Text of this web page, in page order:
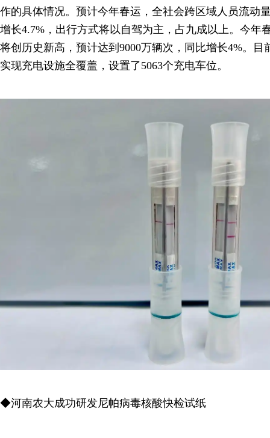
作的具体情况。预计今年春运，全社会跨区域人员流动
增长4.7%，出行方式将以自驾为主，占九成以上。今年
将创历史新高，预计达到9000万辆次，同比增长4%。目
实现充电设施全覆盖，设置了5063个充电车位。
◆河南农大成功研发尼帕病毒核酸快检试纸